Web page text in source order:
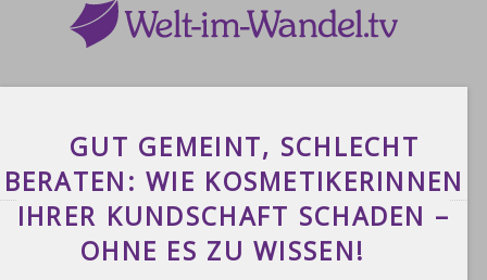
GUT GEMEINT, SCHLECHT
BERATEN: WIE KOSMETIKERINNEN
IHRER KUNDSCHAFT SCHADEN –
OHNE ES ZU WISSEN!